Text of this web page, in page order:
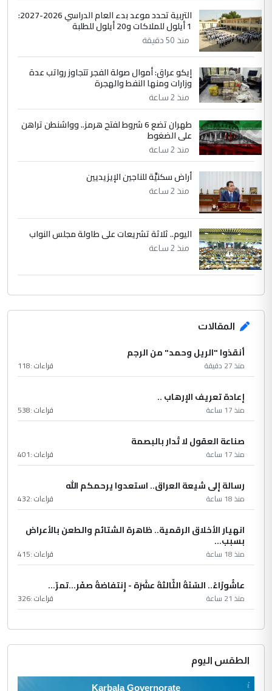
الحسنية لزرع ...
الموضوع :
مكتب السيد احمد الصافي : لا يوجود
لدينا اي حساب على الفيس بوك وتويتر
التربية تحدد موعد بدء العام الدراسي 2026-2027:
1 أيلول للملاكات و20 أيلول للطلبة
منذ 50 دقيقة
إيكو عراق: أموال صولة الفجر تتجاوز رواتب عدة
وزارات ومنها النفط والهجرة
منذ 2 ساعة
طهران تضع 6 شروط لفتح هرمز.. وواشنطن تراهن
على الضغوط
منذ 2 ساعة
أراض سكنيَّة للناجين الإيزيديين
منذ 2 ساعة
اليوم.. ثلاثة تشريعات على طاولة مجلس النواب
منذ 2 ساعة
المقالات
أنقذوا "الريل وحمد" من الرجم
منذ 27 دقيقة قراءات :118
إعادة تعريف الإرهاب ..
منذ 17 ساعة قراءات :538
صناعة العقول لا تُدار بالبصمة
منذ 17 ساعة قراءات :401
رسالة إلى شيعة العراق.. استعدوا يرحمكم الله
منذ 18 ساعة قراءات :432
انهيار الأخلاق الرقمية.. ظاهرة الشتائم والطعن بالأعراض
بسبب...
منذ 18 ساعة قراءات :415
عاشُورْاءُ.. السّنَةُ الثّالثةَ عشَرَة - إِنتفاضةُ صفَر…تمرّ...
منذ 21 ساعة قراءات :326
الطقس اليوم
Karbala Governorate